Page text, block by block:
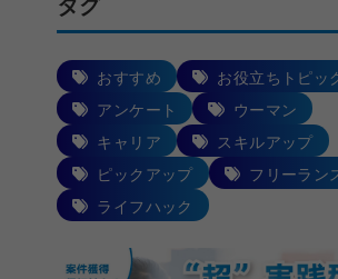
おすすめ
お役立ちトピッ
アンケート
ウーマン
キャリア
スキルアップ
ピックアップ
フリーラン
ライフハック